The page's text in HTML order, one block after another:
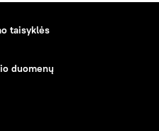
taisyklės
duomenų